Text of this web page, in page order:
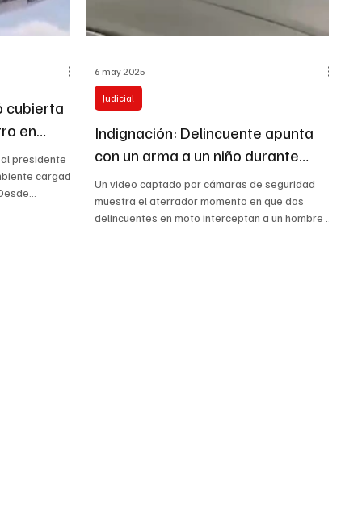
cubierta
en
presidente
cargado
Indignación: Delincuente apunta
con un arma a un niño durante
intento de robo
Un video captado por cámaras de seguridad
muestra el aterrador momento en que dos
delincuentes en moto interceptan a un hombre y
Judicial
6 may 2025